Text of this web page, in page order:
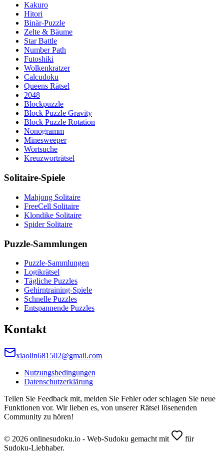
Kakuro
Hitori
Binär-Puzzle
Zelte & Bäume
Star Battle
Number Path
Futoshiki
Wolkenkratzer
Calcudoku
Queens Rätsel
2048
Blockpuzzle
Block Puzzle Gravity
Block Puzzle Rotation
Nonogramm
Minesweeper
Wortsuche
Kreuzworträtsel
Solitaire-Spiele
Mahjong Solitaire
FreeCell Solitaire
Klondike Solitaire
Spider Solitaire
Puzzle-Sammlungen
Puzzle-Sammlungen
Logikrätsel
Tägliche Puzzles
Gehirntraining-Spiele
Schnelle Puzzles
Entspannende Puzzles
Kontakt
xiaolin681502@gmail.com
Nutzungsbedingungen
Datenschutzerklärung
Teilen Sie Feedback mit, melden Sie Fehler oder schlagen Sie neue
Funktionen vor. Wir lieben es, von unserer Rätsel lösenenden
Community zu hören!
© 2026 onlinesudoku.io - Web-Sudoku gemacht mit
für
Sudoku-Liebhaber.